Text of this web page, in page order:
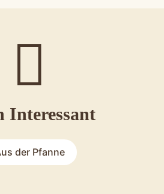
Interessant
der Pfanne